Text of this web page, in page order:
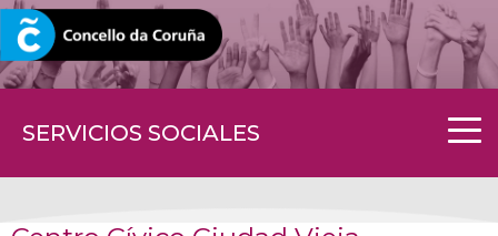
SERVICIOS SOCIALES
CORUNA.GAL